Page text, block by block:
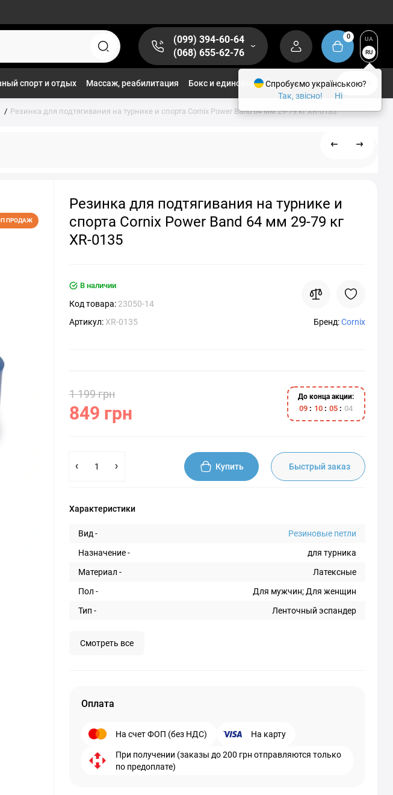
(099) 394-60-64
(068) 655-62-76
0
UA
RU
спорт и отдых Массаж, реабилитация Бокс и единоборства 1/2
Резинка для подтягивания на турнике и спорта Cornix Power Band 64 мм 29-79 кг XR-0135
ПРОДАЖ
Резинка для подтягивания на турнике и
спорта Cornix Power Band 64 мм 29-79 кг
XR-0135
В наличии
Код товара: 23050-14
Артикул: XR-0135 Бренд:Cornix
1 199 грн
849 грн
До конца акции:
09 10 05 02
Купить Быстрый заказ
Характеристики
Вид -
Резиновые петли
Назначение -
для турника
Материал -
Латексные
Пол -
Для мужчин; Для женщин
Тип -
Ленточный эспандер
Смотреть все
Оплата
На счет ФОП (без НДС) На карту
При получении (заказы до 200 грн отправляются только
по предоплате)
Спробуємо українською?
Так, звісно!
Ні